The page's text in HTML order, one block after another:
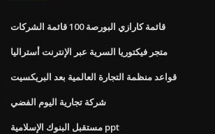
قائمة كارازي البورصة 100 قائمة الشركات
متجر فيكتوريا السرية عبر الإنترنت أستراليا
قواعد منظمة التجارة العالمية بعد البريكسيت
شركة تجارية اليوم الفضي
مستقبل البنوك الإسلامية ppt